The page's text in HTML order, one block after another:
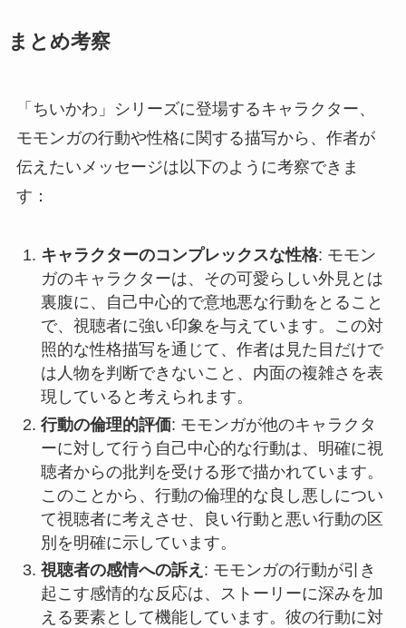
まとめ考察
「ちいかわ」シリーズに登場するキャラクター、
モモンガの行動や性格に関する描写から、作者が
伝えたいメッセージは以下のように考察できま
す：
キャラクターのコンプレックスな性格: モモン
ガのキャラクターは、その可愛らしい外見とは
裏腹に、自己中心的で意地悪な行動をとること
で、視聴者に強い印象を与えています。この対
照的な性格描写を通じて、作者は見た目だけで
は人物を判断できないこと、内面の複雑さを表
現していると考えられます。
行動の倫理的評価: モモンガが他のキャラクタ
ーに対して行う自己中心的な行動は、明確に視
聴者からの批判を受ける形で描かれています。
このことから、行動の倫理的な良し悪しについ
て視聴者に考えさせ、良い行動と悪い行動の区
別を明確に示しています。
視聴者の感情への訴え : モモンガの行動が引き
起こす感情的な反応は、ストーリーに深みを加
える要素として機能しています。彼の行動に対